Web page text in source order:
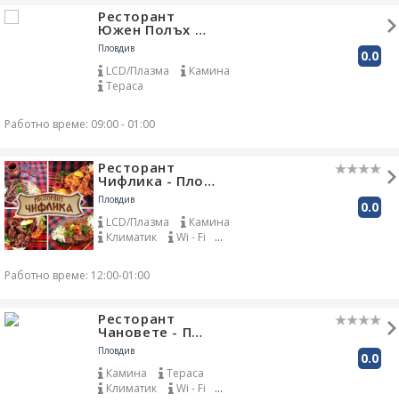
Ресторант
Южен Полъх …
Пловдив 0.0
LCD/Плазма
Камина
Тераса
Климатик
Открит кът за пушачи
Доставка до адрес
Градина
Живи цветя
Тераса за пушачи
Работно време: 09:00 - 01:00
Ресторант
Чифлика - Пло…
Пловдив 0.0
LCD/Плазма
Камина
Климатик
Wi - Fi
Закачалки
Работно време: 12:00-01:00
Ресторант
Чановете - П…
Пловдив 0.0
Камина
Тераса
Климатик
Wi - Fi